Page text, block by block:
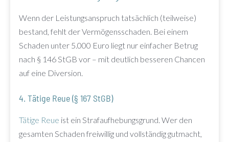
Wenn der Leistungsanspruch tatsächlich (teilweise)
bestand, fehlt der Vermögensschaden. Bei einem
Schaden unter 5.000 Euro liegt nur einfacher Betrug
nach § 146 StGB vor – mit deutlich besseren Chancen
auf eine Diversion.
4. Tätige Reue (§ 167 StGB)
Tätige Reue ist ein Strafaufhebungsgrund. Wer den
gesamten Schaden freiwillig und vollständig gutmacht,